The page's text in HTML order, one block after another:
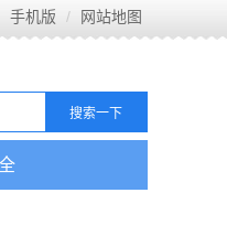
手机版 网站地图